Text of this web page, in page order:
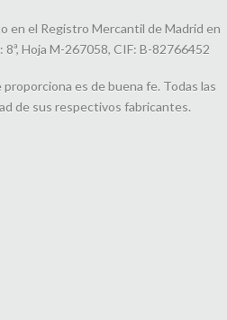
en el Registro Mercantil de Madrid en
Hoja M-267058, CIF: B-82766452
es de buena fe. Todas las
de sus respectivos fabricantes.